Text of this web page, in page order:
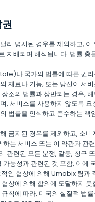
리 명시된 경우를 제외하고, 이
지배되며 해석됩니다. 법률 충
나 국가의 법률에 따른 권리
재료나 기능, 또는 당신이 서
소의 법률과 상반되는 경우,
, 서비스를 사용하지 않도록 요
법률을 인식하고 준수하는 책
금지된 경우를 제외하고, 소비
하는 서비스 또는 이 약관과 관
관련된 모든 분쟁, 갈등, 청구
가능성과 관련된 것 포함, 이에
인 협상에 의해 Umobix 팀과
상에 의해 합의에 도달하지 못
칙에 따라, 미국의 실질적 법